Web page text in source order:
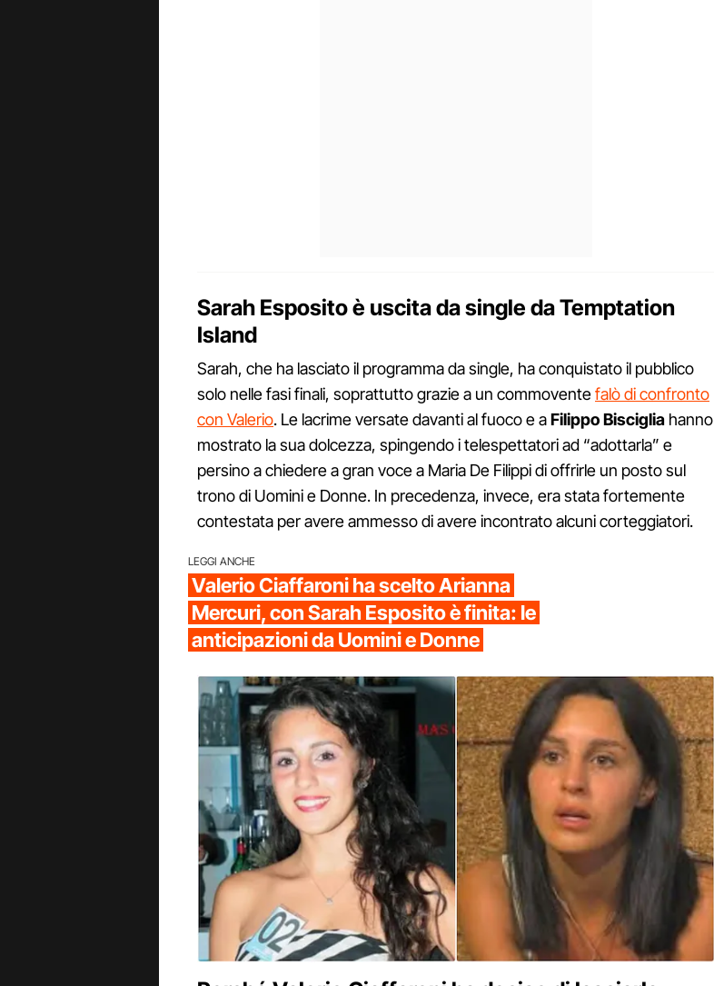
Sarah Esposito è uscita da single da Temptation
Island
Sarah, che ha lasciato il programma da single, ha conquistato il pubblico
solo nelle fasi finali, soprattutto grazie a un commoventefalò di confronto
con Valerio. Le lacrime versate davanti al fuoco e aFilippo Bisciglia hanno
mostrato la sua dolcezza, spingendo i telespettatori ad “adottarla” e
persino a chiedere a gran voce a Maria De Filippi di offrirle un posto sul
trono di Uomini e Donne. In precedenza, invece, era stata fortemente
contestata per avere ammesso di avere incontrato alcuni corteggiatori.
LEGGI ANCHE
Valerio Ciaffaroni ha scelto Arianna
Mercuri, con Sarah Esposito è finita: le
anticipazioni da Uomini e Donne